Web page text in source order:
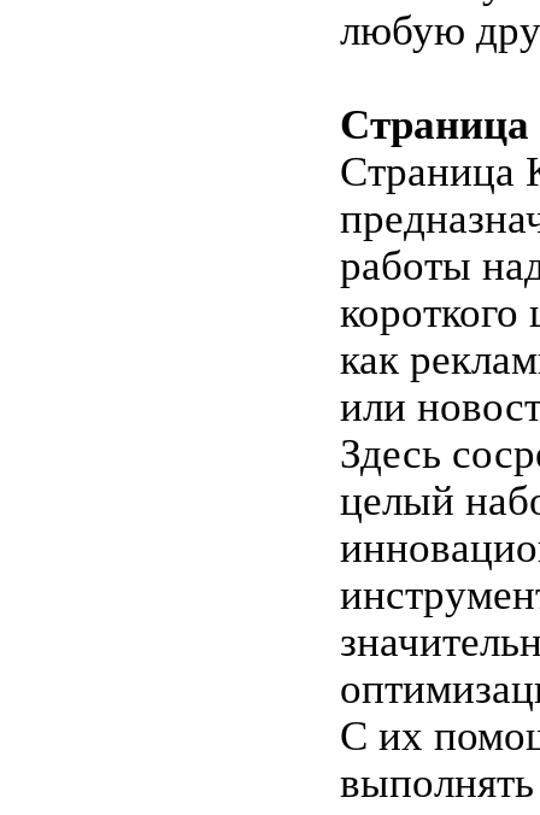
любую
Страница
работы
короткого
как
или
Здесь
целый
С их